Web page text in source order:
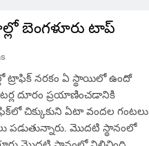
బెంగళూరు టాప్
నరకం ఏ స్థాయిలో ఉందో
దూరం ప్రయాణించడానికి
చిక్కుకుని ఏటా వందల గంటలు
పడుతున్నారు. మొదటి స్థానంలో